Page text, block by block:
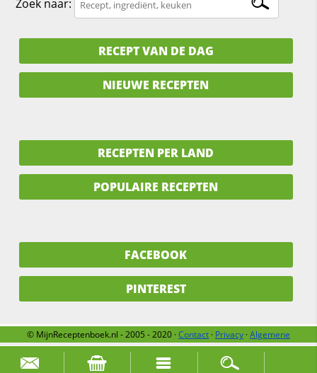
Zoek naar:
Zoek naar:
RECEPT VAN DE DAG
NIEUWE RECEPTEN
RECEPTEN PER LAND
POPULAIRE RECEPTEN
FACEBOOK
PINTEREST
© MijnReceptenboek.nl - 2005 - 2020 ·Contact · Privacy ·Algemene
voorwaarden
Over ons